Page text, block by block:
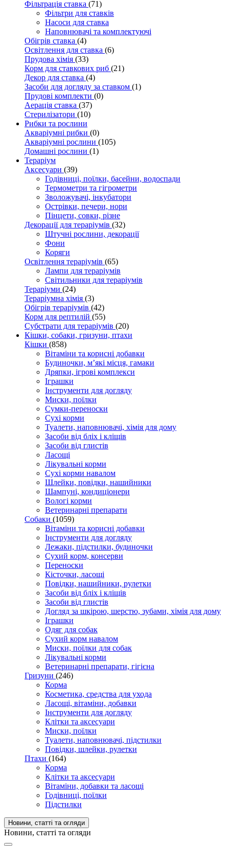
Фільтрація ставка (71)
Фільтри для ставків
Насоси для ставка
Наповнювачі та комплектуючі
Обігрів ставка (4)
Освітлення для ставка (6)
Прудова хімія (33)
Корм для ставкових риб (21)
Декор для ставка (4)
Засоби для догляду за ставком (1)
Прудові комплекти (0)
Аерація ставка (37)
Стерилізатори (10)
Рибки та рослини
Акваріумні рибки (0)
Акваріумні рослини (105)
Домашні рослини (1)
Тераріум
Аксесуари (39)
Годівниці, поїлки, басейни, водоспади
Термометри та гігрометри
Зволожувачі, інкубатори
Острівки, печери, нори
Пінцети, совки, різне
Декорації для тераріумів (32)
Штучні рослини, декорації
Фони
Коряги
Освітлення тераріумів (65)
Лампи для тераріумів
Світильники для тераріумів
Тераріуми (24)
Тераріумна хімія (3)
Обігрів тераріумів (42)
Корм для рептилій (55)
Субстрати для тераріумів (20)
Кішки, собаки, гризуни, птахи
Кішки (858)
Вітаміни та корисні добавки
Будиночки, м’які місця, гамаки
Дряпки, ігрові комплекси
Іграшки
Інструменти для догляду
Миски, поїлки
Сумки-переноски
Сухі корми
Туалети, наповнювачі, хімія для дому
Засоби від бліх і кліщів
Засоби від глистів
Ласощі
Лікувальні корми
Сухі корми навалом
Шлейки, повідки, нашийники
Шампуні, кондиціонери
Вологі корми
Ветеринарні препарати
Собаки (1059)
Вітаміни та корисні добавки
Інструменти для догляду
Лежаки, підстилки, будиночки
Сухий корм, консерви
Переноски
Кісточки, ласощі
Повідки, нашийники, рулетки
Засоби від бліх і кліщів
Засоби від глистів
Догляд за шкірою, шерстю, зубами, хімія для дому
Іграшки
Одяг для собак
Сухий корм навалом
Миски, поїлки для собак
Лікувальні корми
Ветеринарні препарати, гігієна
Гризуни (246)
Корма
Косметика, средства для ухода
Ласощі, вітаміни, добавки
Інструменти для догляду
Клітки та аксесуари
Миски, поїлки
Туалети, наповнювачі, підстилки
Повідки, шлейки, рулетки
Птахи (164)
Корма
Клітки та аксесуари
Вітаміни, добавки та ласощі
Годівниці, поїлки
Підстилки
Новини, статті та огляди
Новини, статті та огляди